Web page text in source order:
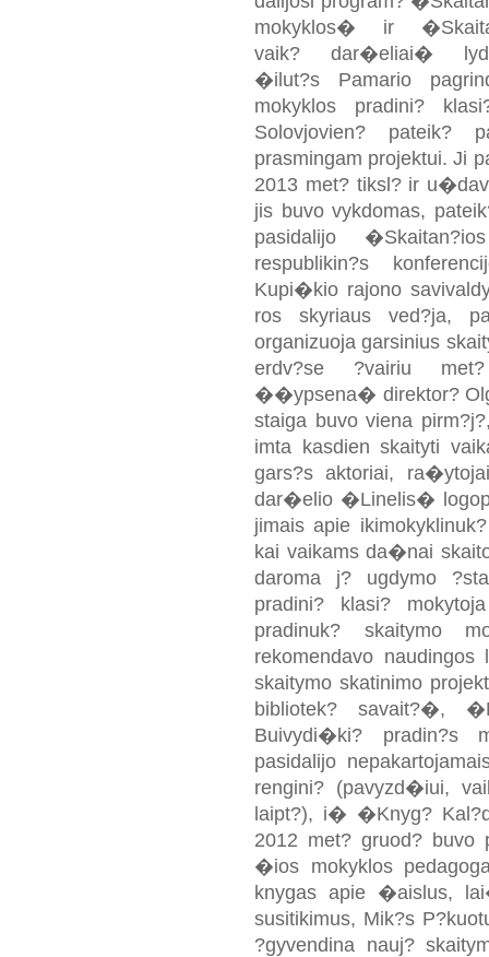
mokyklos� ir
vaik? dar�eliai�
�ilut?s Pamario
mokyklos pradini?
Solovjovien? pateik?
prasmingam projektui. Ji
2013 met? tiksl? ir
jis buvo vykdomas,
pasidalijo
respublikin?s
Kupi�kio rajono
ros skyriaus ved?ja,
organizuoja garsinius
erdv?se ?vairiu
��ypsena� direktor?
staiga buvo viena
imta kasdien skaityti
gars?s aktoriai,
dar�elio �Linelis�
jimais apie
kai vaikams da�nai
daroma j? ugdymo
pradini? klasi?
pradinuk? skaitymo
rekomendavo naudingos
skaitymo skatinimo
bibliotek? savait?�,
Buivydi�ki? pradin?s
pasidalijo
rengini? (pavyzd�iui,
laipt?), i� �Knyg?
2012 met? gruod? buvo
�ios mokyklos
knygas apie �aislus,
susitikimus, Mik?s
?gyvendina nauj?